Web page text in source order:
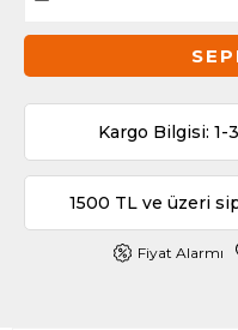
Kargo Bilgisi:
1500 TL ve üzeri
Fiyat Alarmı